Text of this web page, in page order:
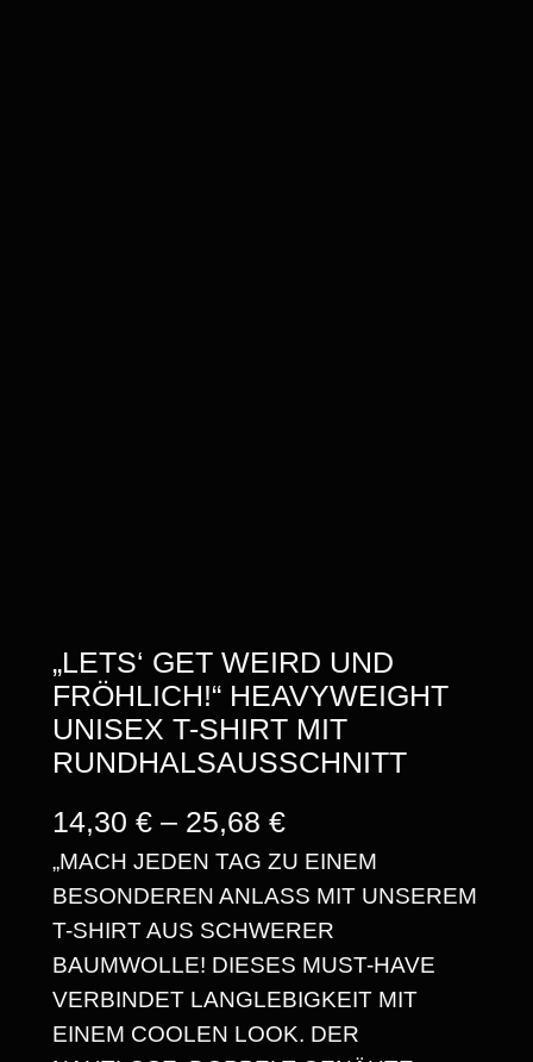
„LETS‘ GET WEIRD UND
FRÖHLICH!“ HEAVYWEIGHT
UNISEX T-SHIRT MIT
RUNDHALSAUSSCHNITT
14,30 € – 25,68 €P
R
E
I
S
S
„MACH JEDEN TAG ZU EINEM
BESONDEREN ANLASS MIT UNSEREM
T-SHIRT AUS SCHWERER
BAUMWOLLE! DIESES MUST-HAVE
VERBINDET LANGLEBIGKEIT MIT
EINEM COOLEN LOOK. DER